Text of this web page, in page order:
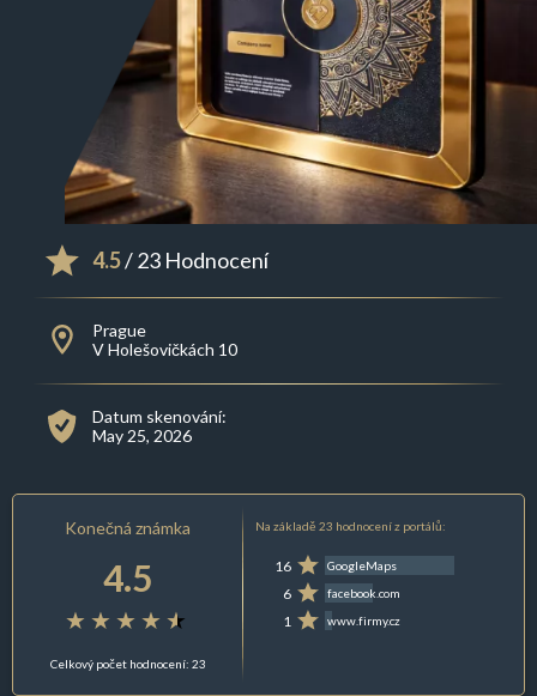
4.5/ 23 Hodnocení
Prague
V Holešovičkách 10
Datum skenování:
May 25, 2026
Konečná známka
4.5
Celkový počet hodnocení: 23
Na základě 23 hodnocení z portálů:
16 GoogleMaps
6 facebook.com
1 www.firmy.cz